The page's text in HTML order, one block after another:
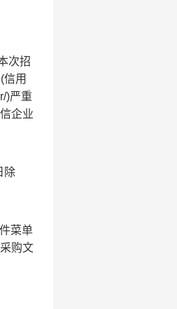
次招
信用
)严重
企业
除
菜单
购文